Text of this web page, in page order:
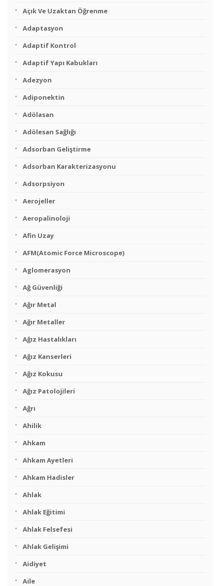
Açık Ve Uzaktan Öğrenme
Adaptasyon
Adaptif Kontrol
Adaptif Yapı Kabukları
Adezyon
Adiponektin
Adölasan
Adölesan Sağlığı
Adsorban Geliştirme
Adsorban Karakterizasyonu
Adsorpsiyon
Aerojeller
Aeropalinoloji
Afin Uzay
AFM(Atomic Force Microscope)
Aglomerasyon
Ağ Güvenliği
Ağır Metal
Ağır Metaller
Ağız Hastalıkları
Ağız Kanserleri
Ağız Kokusu
Ağız Patolojileri
Ağrı
Ahilik
Ahkam
Ahkam Ayetleri
Ahkam Hadisler
Ahlak
Ahlak Eğitimi
Ahlak Felsefesi
Ahlak Gelişimi
Aidiyet
Aile